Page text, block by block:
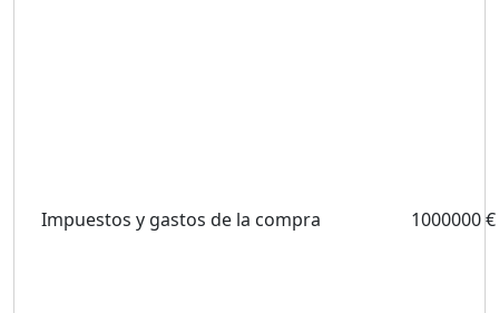
Impuestos y gastos de la compra 1000000 €